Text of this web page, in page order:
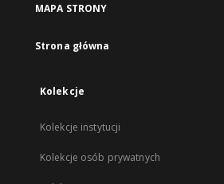
MAPA STRONY
Strona główna
Kolekcje
Kolekcje instytucji
Kolekcje osób prywatnych